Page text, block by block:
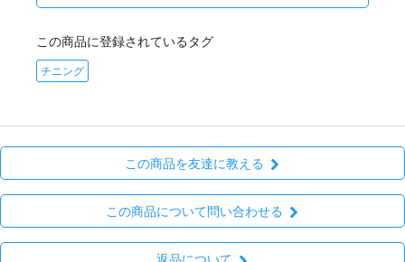
この商品に登録されているタグ
チニング
この商品を友達に教える
この商品について問い合わせる